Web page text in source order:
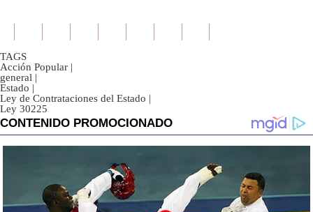
TAGS
Acción Popular |
general |
Estado |
Ley de Contrataciones del Estado |
Ley 30225